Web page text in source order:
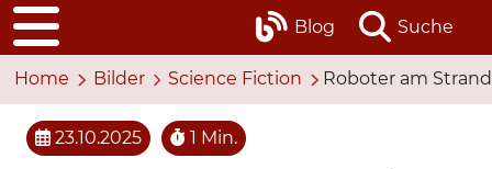
Blog Suche
Home Bilder Science Fiction Roboter am
23.10.2025 1 Min.